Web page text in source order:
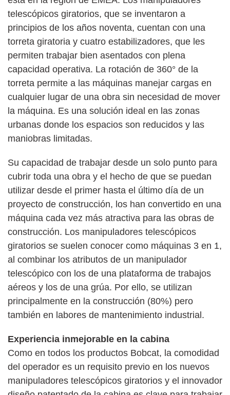
telescópicos giratorios, que se inventaron a
principios de los años noventa, cuentan con una
torreta giratoria y cuatro estabilizadores, que les
permiten trabajar bien asentados con plena
capacidad operativa. La rotación de 360° de la
torreta permite a las máquinas manejar cargas en
cualquier lugar de una obra sin necesidad de mover
la máquina. Es una solución ideal en las zonas
urbanas donde los espacios son reducidos y las
maniobras limitadas.
Su capacidad de trabajar desde un solo punto para
cubrir toda una obra y el hecho de que se puedan
utilizar desde el primer hasta el último día de un
proyecto de construcción, los han convertido en una
máquina cada vez más atractiva para las obras de
construcción. Los manipuladores telescópicos
giratorios se suelen conocer como máquinas 3 en 1,
al combinar los atributos de un manipulador
telescópico con los de una plataforma de trabajos
aéreos y los de una grúa. Por ello, se utilizan
principalmente en la construcción (80%) pero
también en labores de mantenimiento industrial.
Experiencia inmejorable en la cabina
Como en todos los productos Bobcat, la comodidad
del operador es un requisito previo en los nuevos
manipuladores telescópicos giratorios y el innovador